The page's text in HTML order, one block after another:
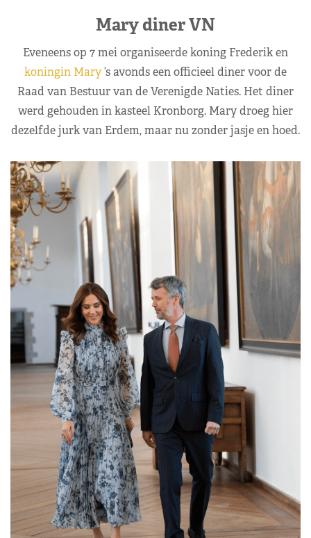
Mary diner VN
Eveneens op 7 mei organiseerde koning Frederik en
koningin Mary’s avonds een officieel diner voor de
Raad van Bestuur van de Verenigde Naties. Het diner
werd gehouden in kasteel Kronborg. Mary droeg hier
dezelfde jurk van Erdem, maar nu zonder jasje en hoed.